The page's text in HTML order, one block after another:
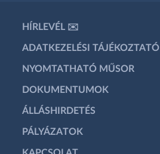
HÍRLEVÉL ✉️
ADATKEZELÉSI TÁJÉKOZTATÓ
NYOMTATHATÓ MŰSOR
DOKUMENTUMOK
ÁLLÁSHIRDETÉS
PÁLYÁZATOK